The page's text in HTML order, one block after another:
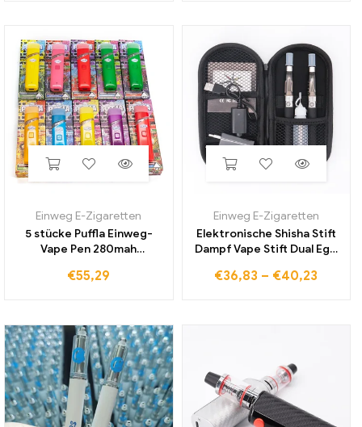
Einweg E-Zigaretten
5 stücke Puffla Einweg-
Vape Pen 280mah
leere Hülsen Keramik spule
€55,29
Einweg E-Zigaretten
Elektronische Shisha Stift
Dampf Vape Stift Dual Ego
elektronische Zigarette
€36,83 – €40,23